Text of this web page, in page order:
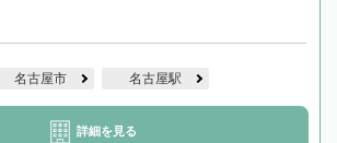
名古屋市 名古屋駅
詳細を見る